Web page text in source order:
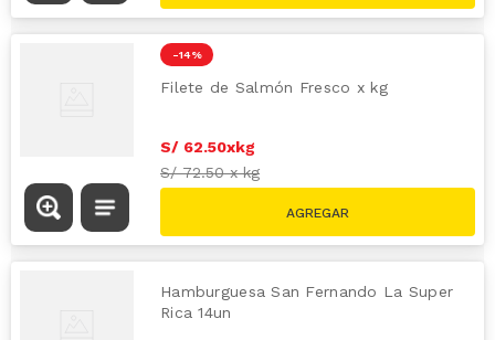
-14 %
Filete de Salmón Fresco x kg
S/ 62.50xkg
S/72.50xkg
Hamburguesa San Fernando La Super
Rica 14un